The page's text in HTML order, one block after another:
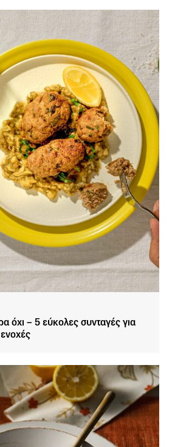
όχι – 5 εύκολες συνταγές για